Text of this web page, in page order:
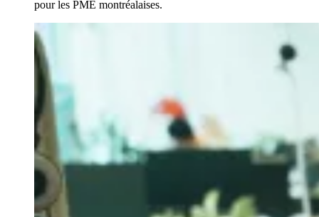
pour les PME montréalaises.